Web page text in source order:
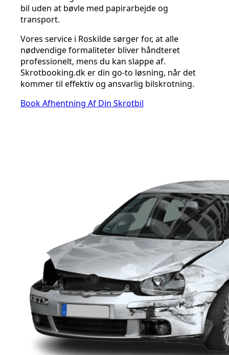
bil uden at bøvle med papirarbejde og
transport.
Vores service i Roskilde sørger for, at alle
nødvendige formaliteter bliver håndteret
professionelt, mens du kan slappe af.
Skrotbooking.dk er din go-to løsning, når det
kommer til effektiv og ansvarlig bilskrotning.
Book Afhentning Af Din Skrotbil